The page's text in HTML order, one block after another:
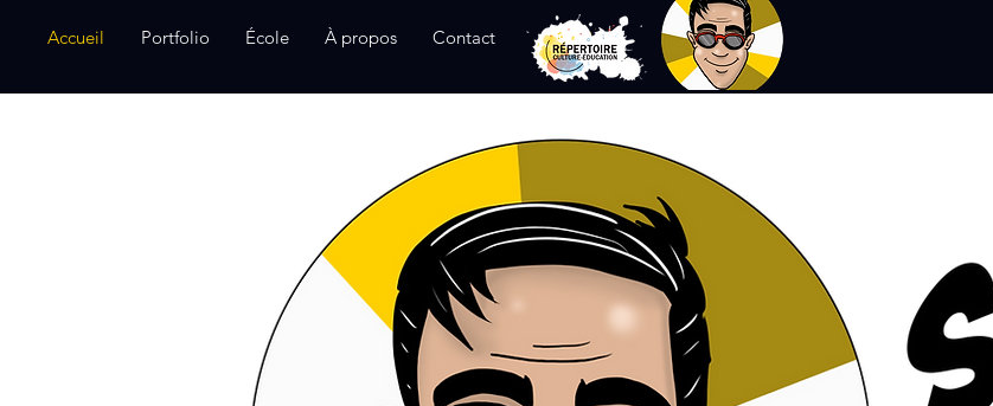
Accueil Portfolio École À propos Contact